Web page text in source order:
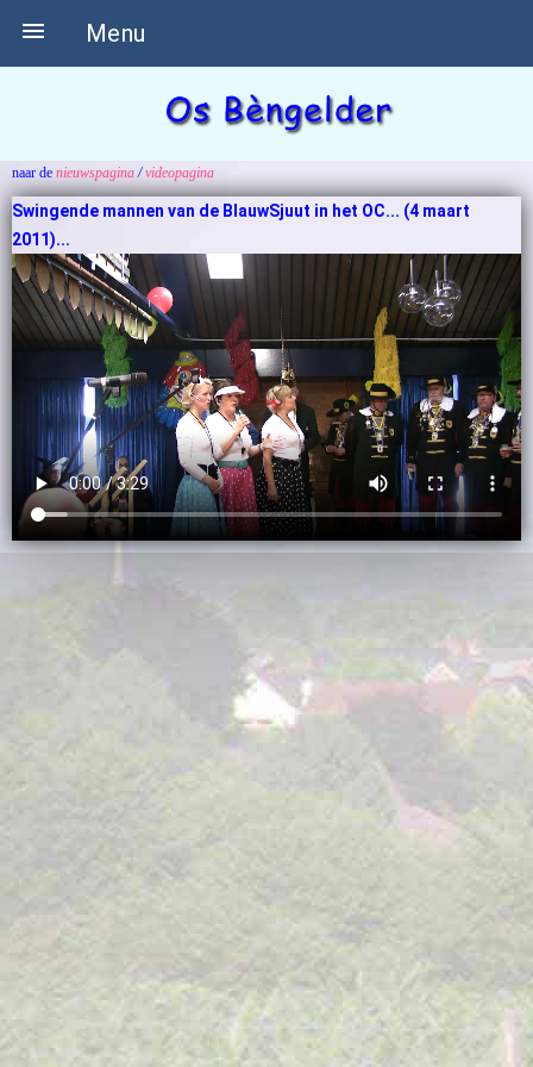
Menu

naar de nieuwspagina/videopagina
Swingende mannen van de BlauwSjuut in het OC... (4 maart
2011)...